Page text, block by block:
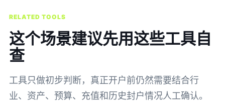
RELATED TOOLS
这个场景建议先用这些工具自
查
工具只做初步判断，真正开户前仍然需要结合行
业、资产、预算、充值和历史封户情况人工确认。